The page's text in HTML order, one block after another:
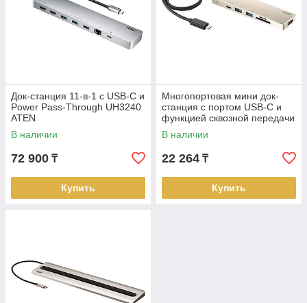
Док-станция 11-в-1 с USB-C и
Power Pass-Through UH3240
ATEN
В наличии
72 900 ₸
Купить
Многопортовая мини док-
станция с портом USB-C и
функцией сквозной передачи
питания UH3239 ATEN
В наличии
22 264 ₸
Купить